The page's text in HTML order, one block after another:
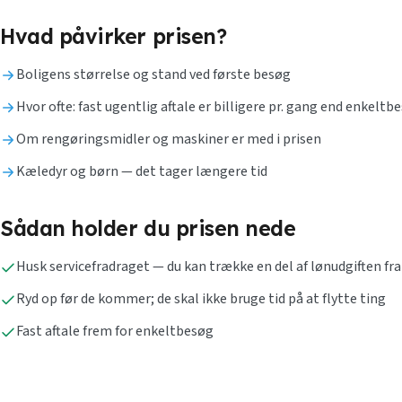
Hvad påvirker prisen?
Boligens størrelse og stand ved første besøg
Hvor ofte: fast ugentlig aftale er billigere pr. gang end
Om rengøringsmidler og maskiner er med i prisen
Kæledyr og børn — det tager længere tid
Sådan holder du prisen nede
Husk servicefradraget — du kan trække en del af lønudgiften fra
Ryd op før de kommer; de skal ikke bruge tid på at flytte ting
Fast aftale frem for enkeltbesøg